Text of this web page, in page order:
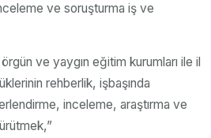
ve soruşturma iş ve
ve yaygın eğitim kurumları ile il
rehberlik, işbaşında
inceleme, araştırma ve